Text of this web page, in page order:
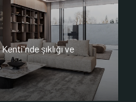
şıklığı ve